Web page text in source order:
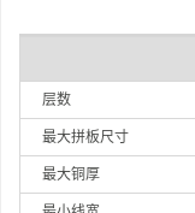
层数
最大拼板尺寸
最大铜厚